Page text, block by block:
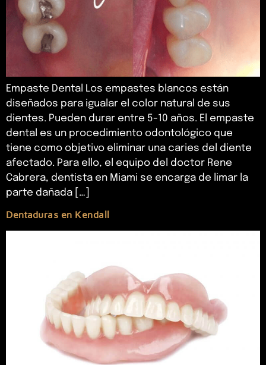
Empaste Dental Los empastes blancos están
diseñados para igualar el color natural de sus
dientes. Pueden durar entre 5-10 años. El empaste
dental es un procedimiento odontológico que
tiene como objetivo eliminar una caries del diente
afectado. Para ello, el equipo del doctor Rene
Cabrera, dentista en Miami se encarga de limar la
parte dañada […]
Dentaduras en Kendall